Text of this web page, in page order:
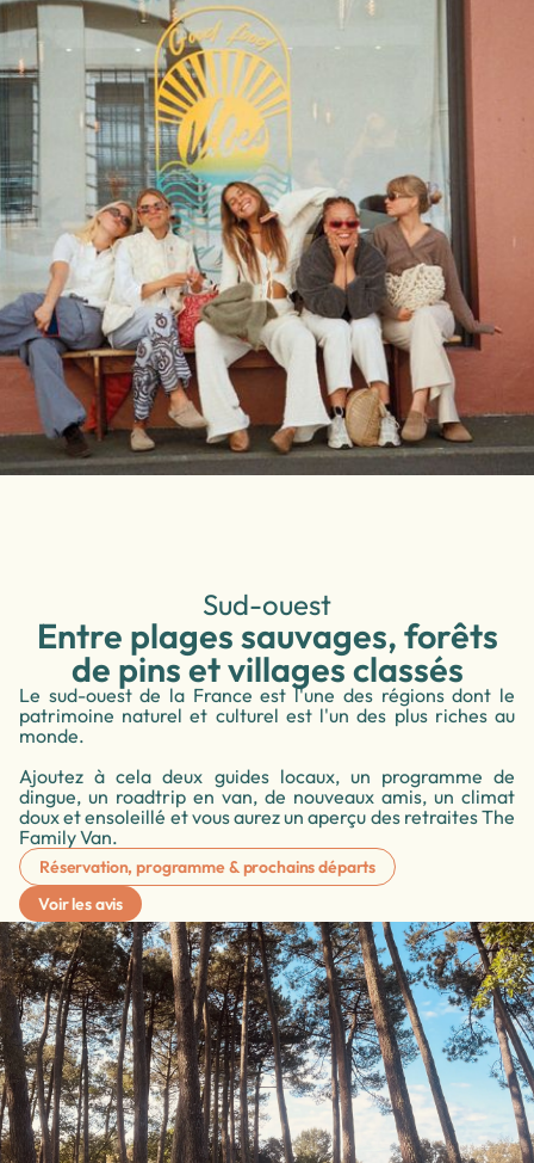
Sud-ouest
Entre plages sauvages, forêts
de pins et villages classés
Le sud-ouest de la France est l'une des régions dont le
patrimoine naturel et culturel est l'un des plus riches au
monde.
Ajoutez à cela deux guides locaux, un programme de
dingue, un roadtrip en van, de nouveaux amis, un climat
doux et ensoleillé et vous aurez un aperçu des retraites The
Family Van.
Réservation, programme & prochains départs
Voir les avis